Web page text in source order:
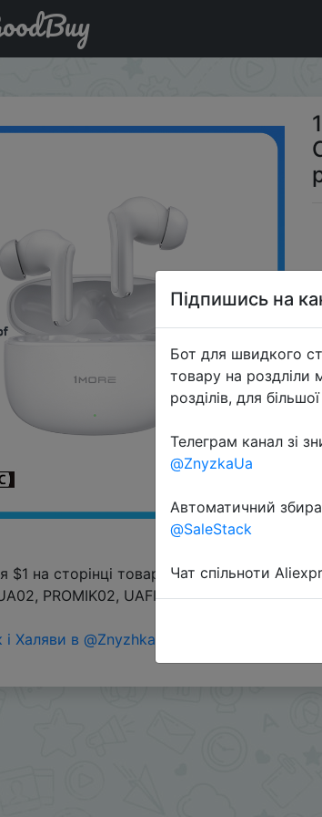
Q21 Wireless Ear buds TWS Active
$1 на сторінці товару + промокод на
PROMIK02, UAFINDS02 + знижка
Халяви в @ZnyzhkaUA
Підпишись на
Бот для швидкого
товару на роздліли
розділів, для
Телеграм канал зі
@ZnyzkaUa
Автоматичний
@SaleStack
Чат спільноти